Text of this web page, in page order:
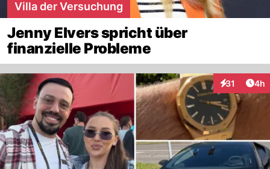
Villa der Versuchung
Jenny Elvers spricht über
finanzielle Probleme
31
Interaktionen
4h